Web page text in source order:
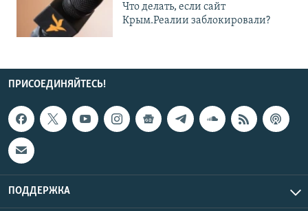
Что делать, если сайт
Крым.Реалии заблокировали?
ПРИСОЕДИНЯЙТЕСЬ!
ПОДДЕРЖКА